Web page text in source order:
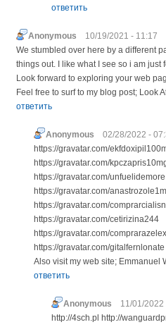
ответить
Anonymous
10/19/2021 - 11:17
We stumbled over here by a different
things out. I like what I see so i am just
Look forward to exploring your web
Feel free to surf to my blog post; Look
ответить
Anonymous
02/28/2022 -
https://gravatar.com/
https://gravatar.com/
https://gravatar.com/unfuelidemore
https://gravatar.com/
https://gravatar.com/
https://gravatar.com/cetirizina244
https://gravatar.com/comprarazelex
https://gravatar.com/gitalfernlonate
Also visit my web site; Emmanuel
ответить
Anonymous
11/01/2022
http://4sch.pl http://